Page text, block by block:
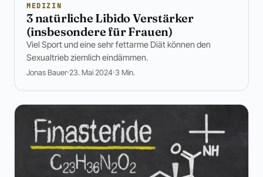
MEDIZIN
3 natürliche Libido Verstärker
(insbesondere für Frauen)
Viel Sport und eine sehr fettarme Diät können den
Sexualtrieb ziemlich eindämmen.
Jonas Bauer 23. Mai 2024 3 Min.